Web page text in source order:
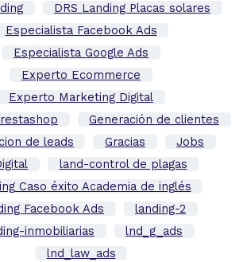
DRS Landing Placas solares
Especialista Facebook Ads
Especialista Google Ads
Experto Ecommerce
Experto Marketing Digital
Generación de clientes
de leads
Gracias
Jobs
land-control de plagas
Caso éxito Academia de inglés
Facebook Ads
landing-2
inmobiliarias
lnd_g_ads
lnd_law_ads